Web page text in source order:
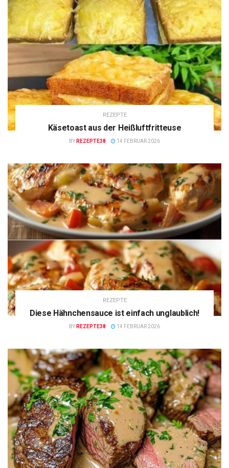
REZEPTE
Käsetoast aus der Heißluftfritteuse
BY REZEPTE38 14 FEBRUAR 2026
REZEPTE
Diese Hähnchensauce ist einfach unglaublich!
BY REZEPTE38 14 FEBRUAR 2026